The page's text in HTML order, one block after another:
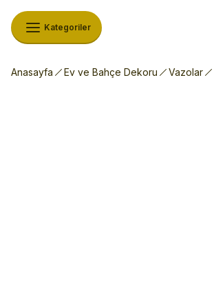
Kategoriler
Anasayfa Ev ve Bahçe Dekoru Vazolar